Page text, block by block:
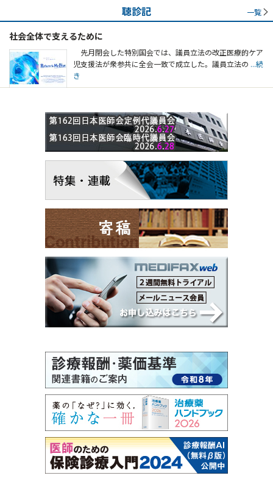
聴診記 一覧
社会全体で支えるために
先月閉会した特別国会では、議員立法の改正医療的ケア
児支援法が衆参共に全会一致で成立した。議員立法の ...続
き